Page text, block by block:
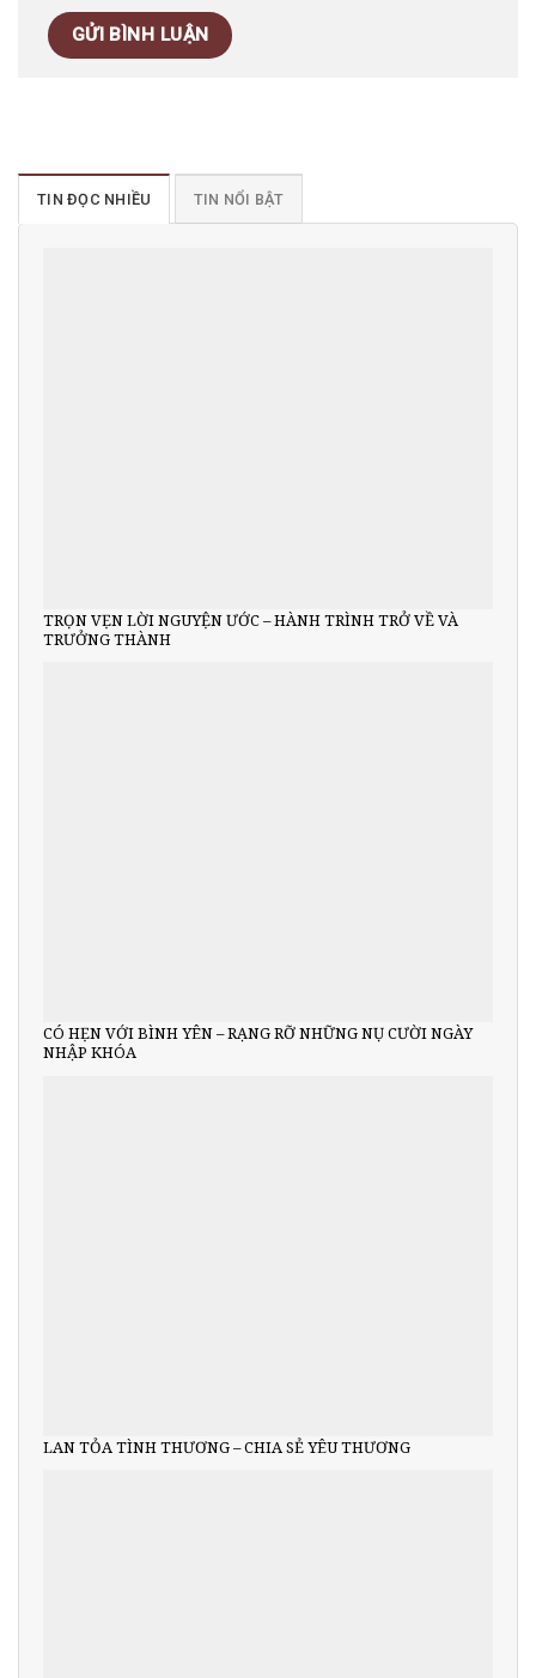
TIN ĐỌC NHIỀU TIN NỔI BẬT
TRỌN VẸN LỜI NGUYỆN ƯỚC – HÀNH TRÌNH TRỞ VỀ VÀ
TRƯỞNG THÀNH
CÓ HẸN VỚI BÌNH YÊN – RẠNG RỠ NHỮNG NỤ CƯỜI NGÀY
NHẬP KHÓA
LAN TỎA TÌNH THƯƠNG – CHIA SẺ YÊU THƯƠNG